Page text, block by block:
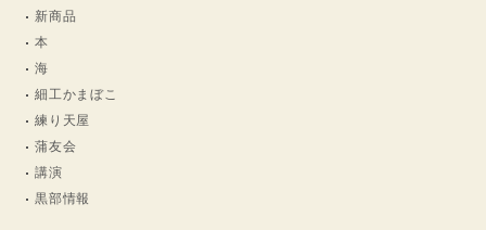
新商品
本
海
細工かまぼこ
練り天屋
蒲友会
講演
黒部情報